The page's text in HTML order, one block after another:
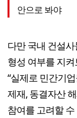
안으로 봐야
다만 국내 건설
형성 여부를 지
“실제로 민간기
제재, 동결자산
참여를 고려할